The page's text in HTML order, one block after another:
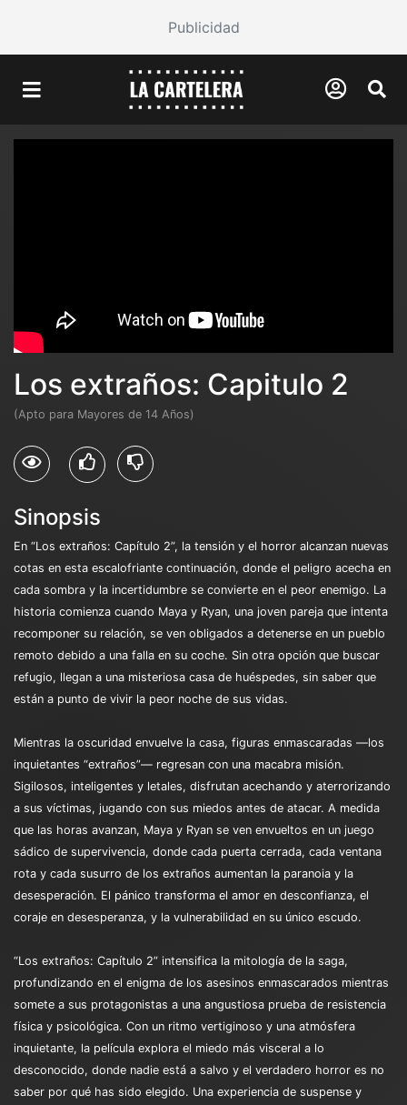
Publicidad
Los extraños: Capitulo 2
(Apto para Mayores de 14 Años)
Sinopsis
En “Los extraños: Capítulo 2”, la tensión y el horror alcanzan nuevas
cotas en esta escalofriante continuación, donde el peligro acecha en
cada sombra y la incertidumbre se convierte en el peor enemigo. La
historia comienza cuando Maya y Ryan, una joven pareja que intenta
recomponer su relación, se ven obligados a detenerse en un pueblo
remoto debido a una falla en su coche. Sin otra opción que buscar
refugio, llegan a una misteriosa casa de huéspedes, sin saber que
están a punto de vivir la peor noche de sus vidas.
Mientras la oscuridad envuelve la casa, figuras enmascaradas —los
inquietantes “extraños”— regresan con una macabra misión.
Sigilosos, inteligentes y letales, disfrutan acechando y aterrorizando
a sus víctimas, jugando con sus miedos antes de atacar. A medida
que las horas avanzan, Maya y Ryan se ven envueltos en un juego
sádico de supervivencia, donde cada puerta cerrada, cada ventana
rota y cada susurro de los extraños aumentan la paranoia y la
desesperación. El pánico transforma el amor en desconfianza, el
coraje en desesperanza, y la vulnerabilidad en su único escudo.
“Los extraños: Capítulo 2” intensifica la mitología de la saga,
profundizando en el enigma de los asesinos enmascarados mientras
somete a sus protagonistas a una angustiosa prueba de resistencia
física y psicológica. Con un ritmo vertiginoso y una atmósfera
inquietante, la película explora el miedo más visceral a lo
desconocido, donde nadie está a salvo y el verdadero horror es no
saber por qué has sido elegido. Una experiencia de suspense y